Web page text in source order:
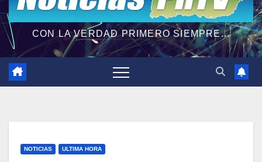
CON LA VERDAD PRIMERO SIEMPRE...
NOTICIAS ULTIMA HORA